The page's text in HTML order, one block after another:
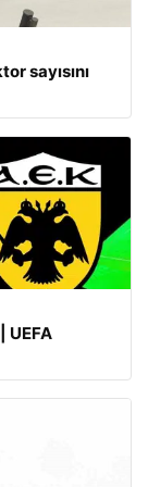
sayısını
UEFA